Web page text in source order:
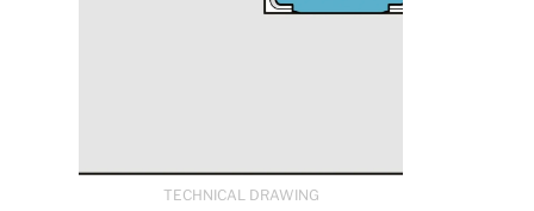
TECHNICAL DRAWING